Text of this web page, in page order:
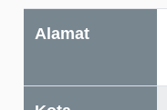
Alamat